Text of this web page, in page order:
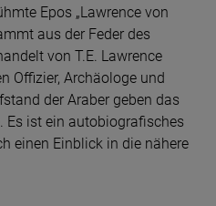
Epos „Lawrence von
aus der Feder des
von T.E. Lawrence
Offizier, Archäologe und
der Araber geben das
Es ist ein autobiografisches
einen Einblick in die nähere